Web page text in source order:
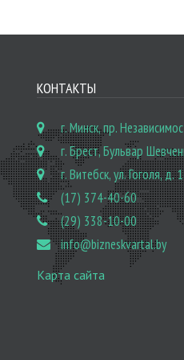
КОНТАКТЫ
г. Минск, пр.
г. Брест, Бульвар
г. Витебск, ул. Гоголя,
(17) 374-40-60
(29) 338-10-00
info@bizneskvartal.by
Карта сайта